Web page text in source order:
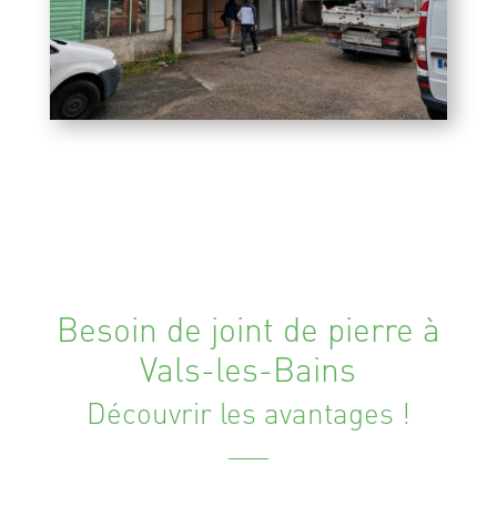
Besoin de joint de pierre à
Vals-les-Bains
Découvrir les avantages !